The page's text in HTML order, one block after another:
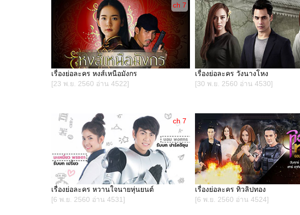
เรื่องย่อละคร หงส์เหนือมังกร
[23 พ.ย. 2560 อ่าน 4522]
ch 7
เรื่องย่อละคร วังนางโหง
[30 พ.ย. 2560 อ่าน 4530]
เรื่องย่อละคร หวานใจนายหุ่นยนต์
[6 พ.ย. 2560 อ่าน 4531]
ch 7
เรื่องย่อละคร ทิวลิปทอง
[6 พ.ย. 2560 อ่าน 4524]